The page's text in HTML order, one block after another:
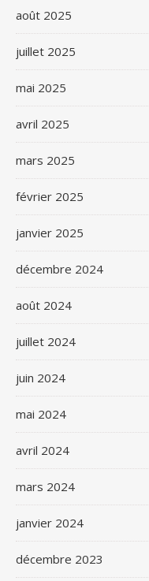
août 2025
juillet 2025
mai 2025
avril 2025
mars 2025
février 2025
janvier 2025
décembre 2024
août 2024
juillet 2024
juin 2024
mai 2024
avril 2024
mars 2024
janvier 2024
décembre 2023